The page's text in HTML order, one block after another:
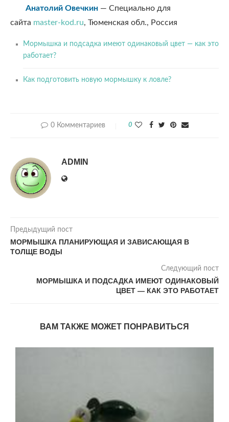
Анатолий Овечкин — Специально для
сайта master-kod.ru, Тюменская обл., Россия
Мормышка и подсадка имеют одинаковый цвет — как это
работает?
Как подготовить новую мормышку к ловле?
0 Комментариев 0
ADMIN
Предыдущий пост
МОРМЫШКА ПЛАНИРУЮЩАЯ И ЗАВИСАЮЩАЯ В
ТОЛЩЕ ВОДЫ
Следующий пост
МОРМЫШКА И ПОДСАДКА ИМЕЮТ ОДИНАКОВЫЙ
ЦВЕТ — КАК ЭТО РАБОТАЕТ
ВАМ ТАКЖЕ МОЖЕТ ПОНРАВИТЬСЯ